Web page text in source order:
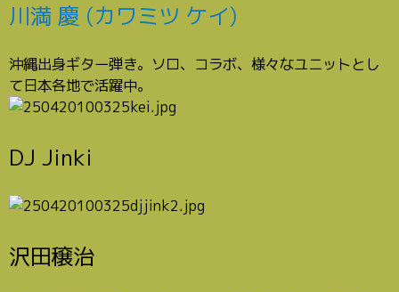
川満 慶 (カワミツ ケイ)
沖縄出身ギター弾き。ソロ、コラボ、様々なユニットとし
て日本各地で活躍中。
DJ Jinki
沢田穣治